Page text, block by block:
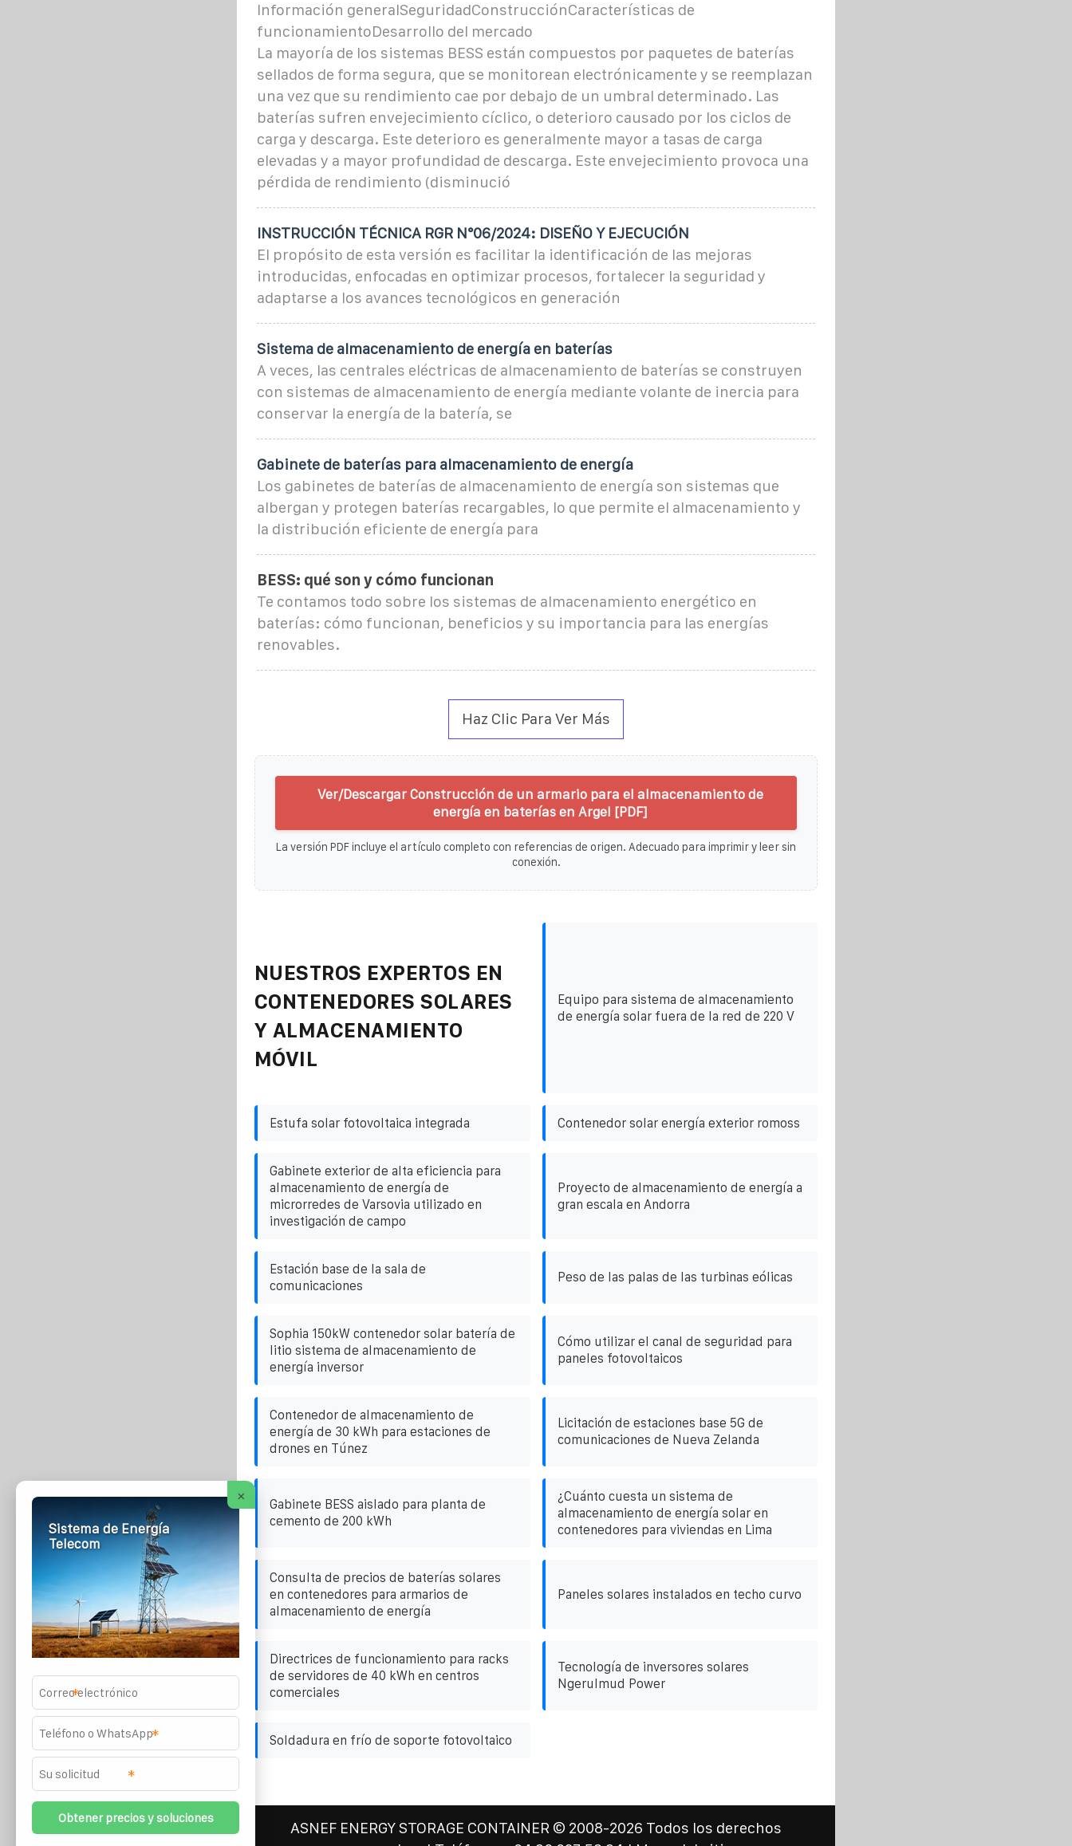
Información generalSeguridadConstrucciónCaracterísticas de
funcionamientoDesarrollo del mercado
La mayoría de los sistemas BESS están compuestos por paquetes de baterías
sellados de forma segura, que se monitorean electrónicamente y se reemplazan
una vez que su rendimiento cae por debajo de un umbral determinado. Las
baterías sufren envejecimiento cíclico, o deterioro causado por los ciclos de
carga y descarga. Este deterioro es generalmente mayor a tasas de carga
elevadas y a mayor profundidad de descarga. Este envejecimiento provoca una
pérdida de rendimiento (disminució
INSTRUCCIÓN TÉCNICA RGR N°06/2024: DISEÑO Y EJECUCIÓN
El propósito de esta versión es facilitar la identificación de las mejoras
introducidas, enfocadas en optimizar procesos, fortalecer la seguridad y
adaptarse a los avances tecnológicos en generación
Sistema de almacenamiento de energía en baterías
A veces, las centrales eléctricas de almacenamiento de baterías se construyen
con sistemas de almacenamiento de energía mediante volante de inercia para
conservar la energía de la batería, se
Gabinete de baterías para almacenamiento de energía
Los gabinetes de baterías de almacenamiento de energía son sistemas que
albergan y protegen baterías recargables, lo que permite el almacenamiento y
la distribución eficiente de energía para
BESS: qué son y cómo funcionan
Te contamos todo sobre los sistemas de almacenamiento energético en
baterías: cómo funcionan, beneficios y su importancia para las energías
renovables.
Haz Clic Para Ver Más
Ver/Descargar Construcción de un armario para el almacenamiento de
energía en baterías en Argel [PDF]
La versión PDF incluye el artículo completo con referencias de origen. Adecuado para imprimir y leer sin
conexión.
NUESTROS EXPERTOS EN
CONTENEDORES SOLARES
Y ALMACENAMIENTO
MÓVIL
Equipo para sistema de almacenamiento
de energía solar fuera de la red de 220 V
Estufa solar fotovoltaica integrada Contenedor solar energía exterior romoss
Gabinete exterior de alta eficiencia para
almacenamiento de energía de
microrredes de Varsovia utilizado en
investigación de campo
Proyecto de almacenamiento de energía a
gran escala en Andorra
Estación base de la sala de
comunicaciones
Peso de las palas de las turbinas eólicas
Sophia 150kW contenedor solar batería de
litio sistema de almacenamiento de
energía inversor
Cómo utilizar el canal de seguridad para
paneles fotovoltaicos
Contenedor de almacenamiento de
energía de 30 kWh para estaciones de
drones en Túnez
Licitación de estaciones base 5G de
comunicaciones de Nueva Zelanda
Gabinete BESS aislado para planta de
cemento de 200 kWh
¿Cuánto cuesta un sistema de
almacenamiento de energía solar en
contenedores para viviendas en Lima
Consulta de precios de baterías solares
en contenedores para armarios de
almacenamiento de energía
Paneles solares instalados en techo curvo
Directrices de funcionamiento para racks
de servidores de 40 kWh en centros
comerciales
Tecnología de inversores solares
Ngerulmud Power
Soldadura en frío de soporte fotovoltaico
ASNEF ENERGY STORAGE CONTAINER © 2008-2026 Todos los derechos
×
Sistema de Energía
Telecom
*
*
*